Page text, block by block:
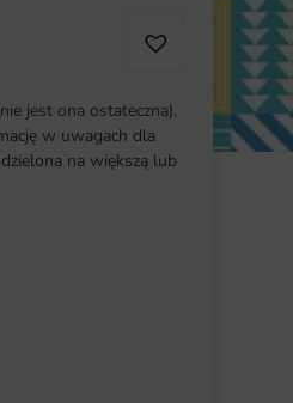
jest ona ostateczna).
w uwagach dla
na większą lub